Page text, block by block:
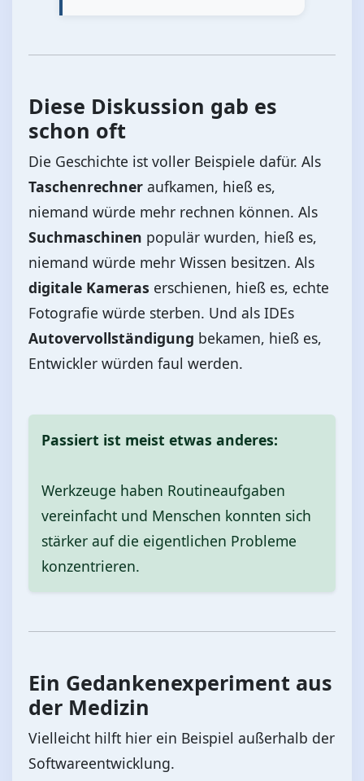
Diese Diskussion gab es
schon oft
Die Geschichte ist voller Beispiele dafür. Als
Taschenrechner aufkamen, hieß es,
niemand würde mehr rechnen können. Als
Suchmaschinen populär wurden, hieß es,
niemand würde mehr Wissen besitzen. Als
digitale Kameras erschienen, hieß es, echte
Fotografie würde sterben. Und als IDEs
Autovervollständigung bekamen, hieß es,
Entwickler würden faul werden.
Passiert ist meist etwas anderes:
Werkzeuge haben Routineaufgaben
vereinfacht und Menschen konnten sich
stärker auf die eigentlichen Probleme
konzentrieren.
Ein Gedankenexperiment aus
der Medizin
Vielleicht hilft hier ein Beispiel außerhalb der
Softwareentwicklung.